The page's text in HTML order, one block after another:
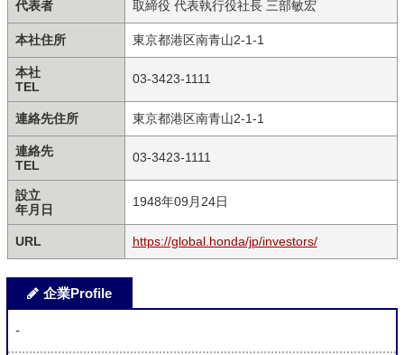
代表者 取締役 代表執行役社長 三部敏宏
本社住所 東京都港区南青山2-1-1
本社
TEL
03-3423-1111
連絡先住所 東京都港区南青山2-1-1
連絡先
TEL
03-3423-1111
設立
年月日
1948年09月24日
URL https://global.honda/jp/investors/
企業Profile
-